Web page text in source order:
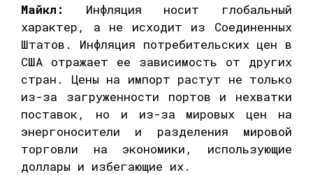
Майкл:
Инфляция носит глобальный
характер, а не исходит из Соединенных
Штатов. Инфляция потребительских цен в
США отражает ее зависимость от других
стран. Цены на импорт растут не только
из-за загруженности портов и нехватки
поставок, но и из-за мировых цен на
энергоносители и разделения мировой
торговли на экономики, использующие
доллары и избегающие их.